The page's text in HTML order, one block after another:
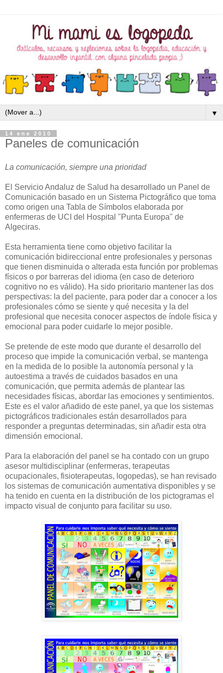
▼
14 ene 2010
Paneles de comunicación
La comunicación, siempre una prioridad
El Servicio Andaluz de Salud ha desarrollado un Panel de
Comunicación basado en un Sistema Pictográfico que toma
como origen una Tabla de Símbolos elaborada por
enfermeras de UCI del Hospital "Punta Europa" de
Algeciras.
Esta herramienta tiene como objetivo facilitar la
comunicación bidireccional entre profesionales y personas
que tienen disminuida o alterada esta función por problemas
físicos o por barreras del idioma (en caso de deterioro
cognitivo no es válido). Ha sido prioritario mantener las dos
perspectivas: la del paciente, para poder dar a conocer a los
profesionales cómo se siente y qué necesita y la del
profesional que necesita conocer aspectos de índole física y
emocional para poder cuidarle lo mejor posible.
Se pretende de este modo que durante el desarrollo del
proceso que impide la comunicación verbal, se mantenga
en la medida de lo posible la autonomía personal y la
autoestima a través de cuidados basados en una
comunicación, que permita además de plantear las
necesidades físicas, abordar las emociones y sentimientos.
Este es el valor añadido de este panel, ya que los sistemas
pictográficos tradicionales están desarrollados para
responder a preguntas determinadas, sin añadir esta otra
dimensión emocional.
Para la elaboración del panel se ha contado con un grupo
asesor multidisciplinar (enfermeras, terapeutas
ocupacionales, fisioterapeutas, logopedas), se han revisado
los sistemas de comunicación aumentativa disponibles y se
ha tenido en cuenta en la distribución de los pictogramas el
impacto visual de conjunto para facilitar su uso.